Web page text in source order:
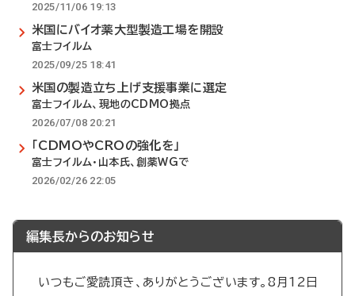
2025/11/06 19:13
米国にバイオ薬大型製造工場を開設
富士フイルム
2025/09/25 18:41
米国の製造立ち上げ支援事業に選定
富士フイルム、現地のCDMO拠点
2026/07/08 20:21
「CDMOやCROの強化を」
富士フイルム・山本氏、創薬WGで
2026/02/26 22:05
編集長からのお知らせ
いつもご愛読頂き、ありがとうございます。8月12日